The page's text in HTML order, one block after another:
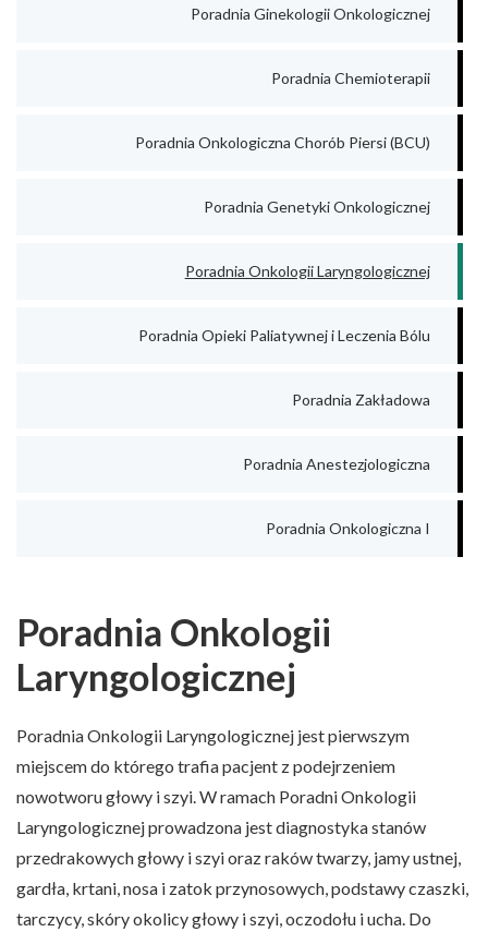
Poradnia Ginekologii Onkologicznej
Poradnia Chemioterapii
Poradnia Onkologiczna Chorób Piersi (BCU)
Poradnia Genetyki Onkologicznej
Poradnia Onkologii Laryngologicznej
Poradnia Opieki Paliatywnej i Leczenia Bólu
Poradnia Zakładowa
Poradnia Anestezjologiczna
Poradnia Onkologiczna I
Poradnia Onkologii
Laryngologicznej
Poradnia Onkologii Laryngologicznej jest pierwszym
miejscem do którego trafia pacjent z podejrzeniem
nowotworu głowy i szyi. W ramach Poradni Onkologii
Laryngologicznej prowadzona jest diagnostyka stanów
przedrakowych głowy i szyi oraz raków twarzy, jamy ustnej,
gardła, krtani, nosa i zatok przynosowych, podstawy czaszki,
tarczycy, skóry okolicy głowy i szyi, oczodołu i ucha. Do